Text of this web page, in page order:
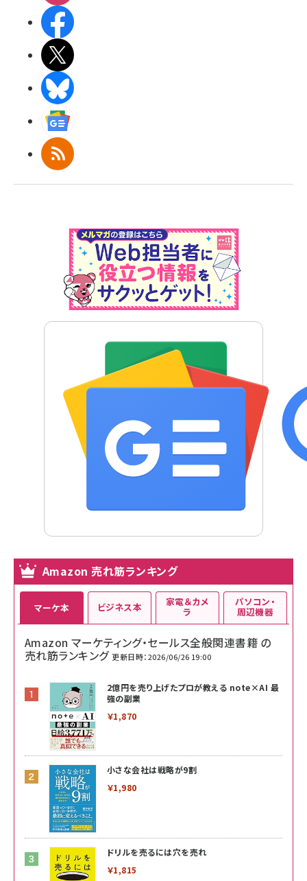
RSS
Amazon 売れ筋ランキング
マーケ本
Amazon マーケティング・セールス全般関連書籍 の
売れ筋ランキング 更新日時：2026/06/26 19:00
2億円を売り上げたプロが教える note×AI 最
強の副業
￥1,870
小さな会社は戦略が9割
￥1,980
ドリルを売るには穴を売れ
￥1,815
ビジネス本 家電＆カメ
ラ
パソコン・
周辺機器